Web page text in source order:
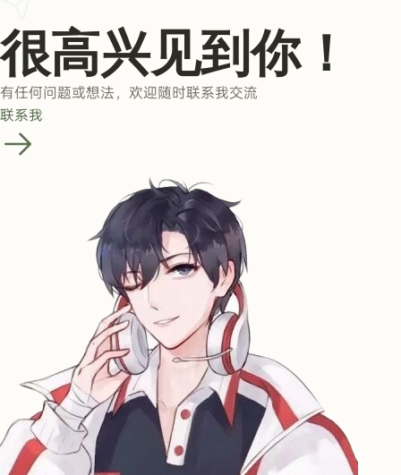
很高兴见到你！
有任何问题或想法，欢迎随时联系我交流
联系我